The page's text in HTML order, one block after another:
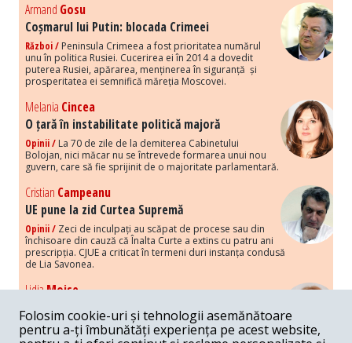
Armand Gosu
Coșmarul lui Putin: blocada Crimeei
Război / Peninsula Crimeea a fost prioritatea numărul
unu în politica Rusiei. Cucerirea ei în 2014 a dovedit
puterea Rusiei, apărarea, menținerea în siguranță și
prosperitatea ei semnifică măreția Moscovei.
Melania Cincea
O țară în instabilitate politică majoră
Opinii / La 70 de zile de la demiterea Cabinetului
Bolojan, nici măcar nu se întrevede formarea unui nou
guvern, care să fie sprijinit de o majoritate parlamentară.
Cristian Campeanu
UE pune la zid Curtea Supremă
Opinii / Zeci de inculpați au scăpat de procese sau din
închisoare din cauză că Înalta Curte a extins cu patru ani
prescripția. CJUE a criticat în termeni duri instanța condusă
de Lia Savonea.
LidiaMoise
Costurile economice ale haosului politic
Opinii / Economia nu poate rezista cu retorica falsă a
susținerii intereselor poporului, care, de fapt, ascunde
Folosim cookie-uri și tehnologii asemănătoare
pentru a-ți îmbunătăți experiența pe acest website,